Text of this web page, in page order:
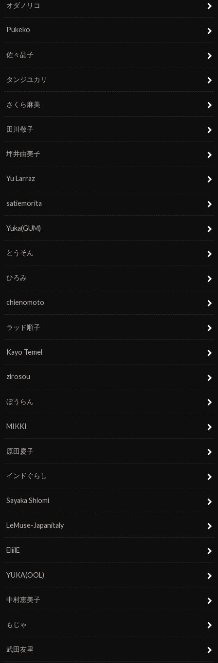
オダノリコ
Pukeko
佐々晶子
タンジユカリ
さくら麻美
田川敬子
坪井由美子
Yu Larraz
satiemorita
Yuka(GUM)
とうそん
ひろみ
chienomoto
ラッド順子
Kayo Temel
zirosou
ぼうらん
MIKKI
原田慶子
インドぐらし
Sayaka Shiomi
LeMuse-Japanitaly
EliilE
YUKA(OOL)
中村恵美子
もじゃ
武田友里